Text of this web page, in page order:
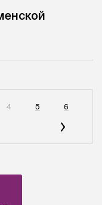
4 5 6